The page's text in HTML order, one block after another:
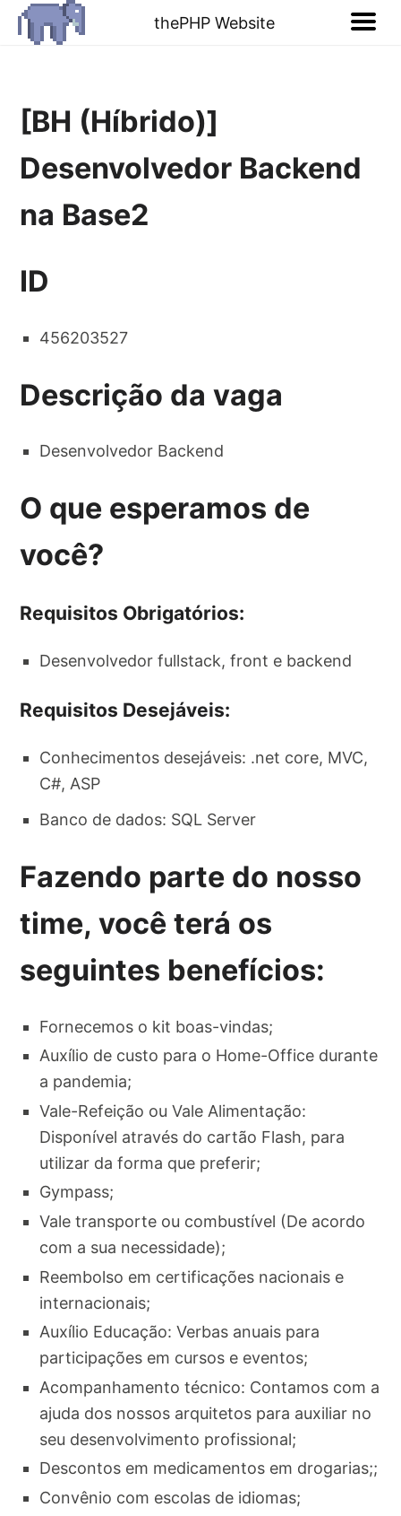
thePHP Website
[BH (Híbrido)]
Desenvolvedor Backend
na Base2
ID
456203527
Descrição da vaga
Desenvolvedor Backend
O que esperamos de
você?
Requisitos Obrigatórios:
Desenvolvedor fullstack, front e backend
Requisitos Desejáveis:
Conhecimentos desejáveis: .net core, MVC,
C#, ASP
Banco de dados: SQL Server
Fazendo parte do nosso
time, você terá os
seguintes benefícios:
Fornecemos o kit boas-vindas;
Auxílio de custo para o Home-Office durante
a pandemia;
Vale-Refeição ou Vale Alimentação:
Disponível através do cartão Flash, para
utilizar da forma que preferir;
Gympass;
Vale transporte ou combustível (De acordo
com a sua necessidade);
Reembolso em certificações nacionais e
internacionais;
Auxílio Educação: Verbas anuais para
participações em cursos e eventos;
Acompanhamento técnico: Contamos com a
ajuda dos nossos arquitetos para auxiliar no
seu desenvolvimento profissional;
Descontos em medicamentos em drogarias;;
Convênio com escolas de idiomas;